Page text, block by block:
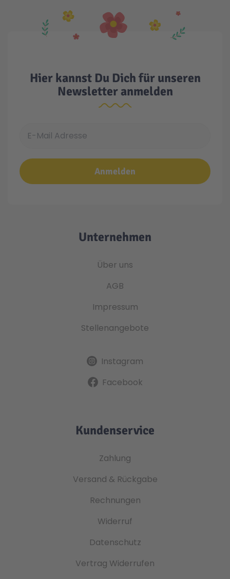
Hier kannst Du Dich für unseren
Newsletter anmelden
Anmelden
Unternehmen
Über uns
AGB
Impressum
Stellenangebote
Instagram
Facebook
Kundenservice
Zahlung
Versand & Rückgabe
Rechnungen
Widerruf
Datenschutz
Vertrag Widerrufen